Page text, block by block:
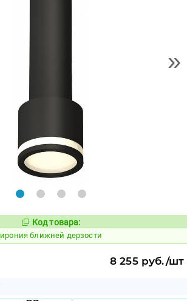
»
Код:
1094395
Код товара:
ирония ближней дерзости
8 255 руб./шт